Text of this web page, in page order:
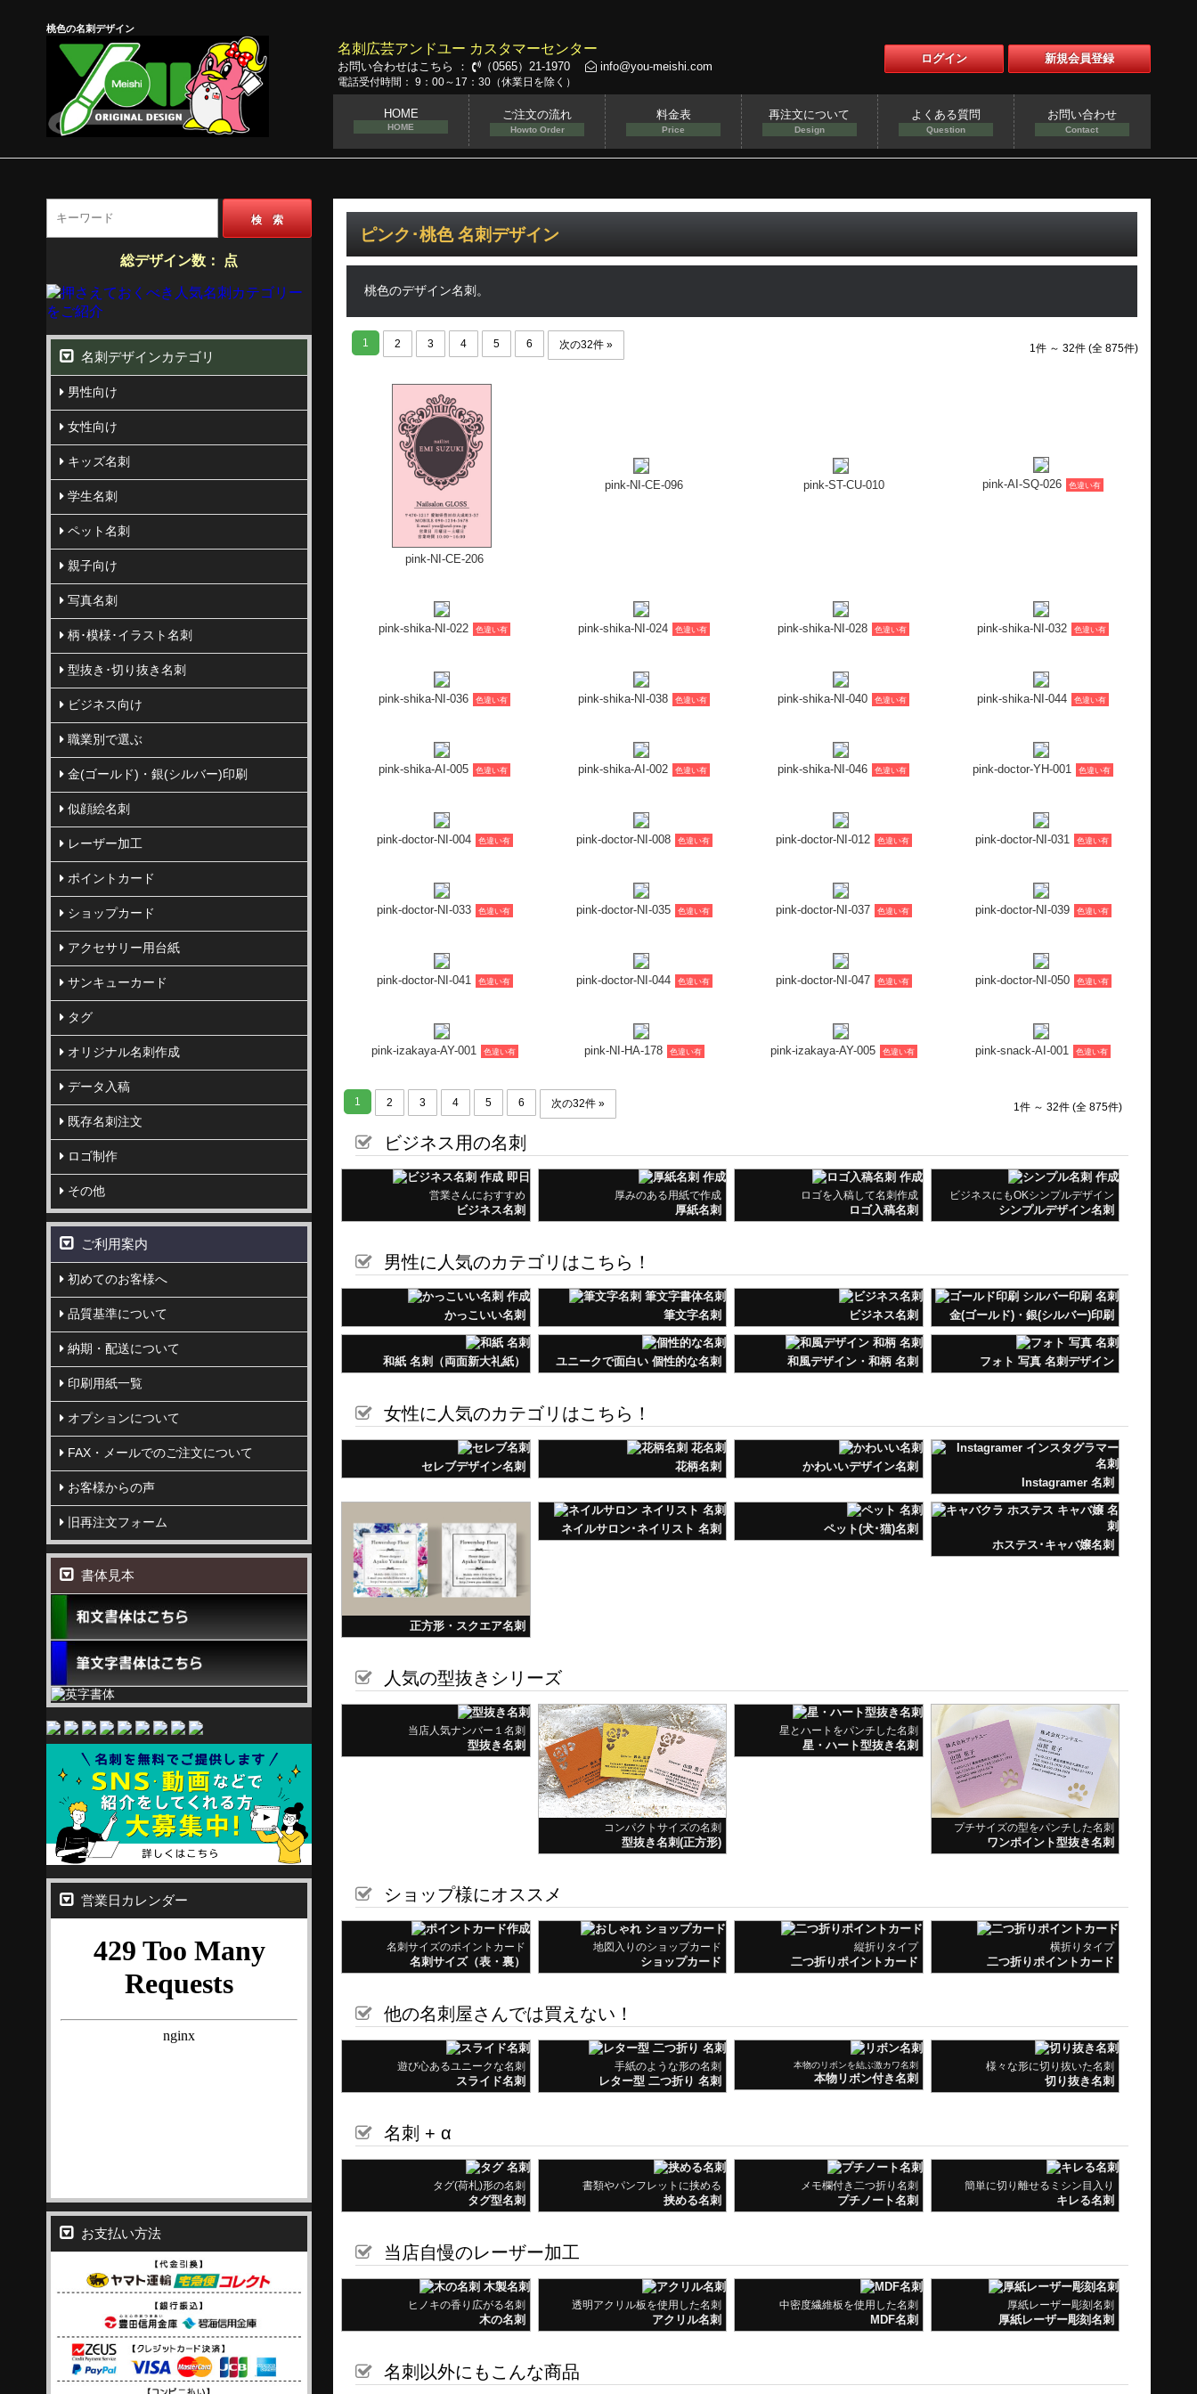
桃色の名刺デザイン
名刺広芸アンドユー カスタマーセンター
お問い合わせはこちら ： （0565）21-1970 info@you-meishi.com
電話受付時間： 9：00～17：30（休業日を除く）
新規会員登録
ログイン
HOME
HOME
ご注文の流れ
Howto Order
料金表
Price
再注文について
Design
よくある質問
Question
お問い合わせ
Contact
ピンク･桃色 名刺デザイン
桃色のデザイン名刺。
1 2 3 4 5 6 次の32件 » 1件 ～ 32件 (全 875件)
pink-NI-CE-206
pink-NI-CE-096 pink-ST-CU-010 pink-AI-SQ-026 色違い有
pink-shika-NI-022 色違い有 pink-shika-NI-024 色違い有 pink-shika-NI-028 色違い有 pink-shika-NI-032 色違い有
pink-shika-NI-036 色違い有 pink-shika-NI-038 色違い有 pink-shika-NI-040 色違い有 pink-shika-NI-044 色違い有
pink-shika-AI-005 色違い有 pink-shika-AI-002 色違い有 pink-shika-NI-046 色違い有 pink-doctor-YH-001 色違い有
pink-doctor-NI-004 色違い有 pink-doctor-NI-008 色違い有 pink-doctor-NI-012 色違い有 pink-doctor-NI-031 色違い有
pink-doctor-NI-033 色違い有 pink-doctor-NI-035 色違い有 pink-doctor-NI-037 色違い有 pink-doctor-NI-039 色違い有
pink-doctor-NI-041 色違い有 pink-doctor-NI-044 色違い有 pink-doctor-NI-047 色違い有 pink-doctor-NI-050 色違い有
pink-izakaya-AY-001 色違い有 pink-NI-HA-178 色違い有 pink-izakaya-AY-005 色違い有 pink-snack-AI-001 色違い有
1 2 3 4 5 6 次の32件 » 1件 ～ 32件 (全 875件)
ビジネス用の名刺
営業さんにおすすめ
ビジネス名刺
厚みのある用紙で作成
厚紙名刺
ロゴを入稿して名刺作成
ロゴ入稿名刺
ビジネスにもOKシンプルデザイン
シンプルデザイン名刺
男性に人気のカテゴリはこちら！
かっこいい名刺 筆文字名刺 ビジネス名刺 金(ゴールド)・銀(シルバー)印刷
和紙 名刺（両面新大礼紙） ユニークで面白い 個性的な名刺 和風デザイン・和柄 名刺 フォト 写真 名刺デザイン
女性に人気のカテゴリはこちら！
セレブデザイン名刺 花柄名刺
かわいいデザイン名刺
Instagramer 名刺
正方形・スクエア名刺
ネイルサロン･ネイリスト 名刺
ペット(犬･猫)名刺
ホステス･キャバ嬢名刺
人気の型抜きシリーズ
当店人気ナンバー１名刺
型抜き名刺
コンパクトサイズの名刺
型抜き名刺(正方形)
星とハートをパンチした名刺
星・ハート型抜き名刺
プチサイズの型をパンチした名刺
ワンポイント型抜き名刺
ショップ様にオススメ
名刺サイズのポイントカード
名刺サイズ（表・裏）
地図入りのショップカード
ショップカード
縦折りタイプ
二つ折りポイントカード
横折りタイプ
二つ折りポイントカード
他の名刺屋さんでは買えない！
遊び心あるユニークな名刺
スライド名刺
手紙のような形の名刺
レター型 二つ折り 名刺
本物のリボンを結ぶ激カワ名刺
本物リボン付き名刺
様々な形に切り抜いた名刺
切り抜き名刺
名刺 + α
タグ(荷札)形の名刺
タグ型名刺
書類やパンフレットに挟める
挟める名刺
メモ欄付き二つ折り名刺
プチノート名刺
簡単に切り離せるミシン目入り
キレる名刺
当店自慢のレーザー加工
ヒノキの香り広がる名刺
木の名刺
透明アクリル板を使用した名刺
アクリル名刺
中密度繊維板を使用した名刺
MDF名刺
厚紙レーザー彫刻名刺
厚紙レーザー彫刻名刺
名刺以外にもこんな商品
検 索
総デザイン数： 点
名刺デザインカテゴリ
男性向け
女性向け
キッズ名刺
学生名刺
ペット名刺
親子向け
写真名刺
柄･模様･イラスト名刺
型抜き･切り抜き名刺
ビジネス向け
職業別で選ぶ
金(ゴールド)・銀(シルバー)印刷
似顔絵名刺
レーザー加工
ポイントカード
ショップカード
アクセサリー用台紙
サンキューカード
タグ
オリジナル名刺作成
データ入稿
既存名刺注文
ロゴ制作
その他
ご利用案内
初めてのお客様へ
品質基準について
納期・配送について
印刷用紙一覧
オプションについて
FAX・メールでのご注文について
お客様からの声
旧再注文フォーム
書体見本
営業日カレンダー
お支払い方法